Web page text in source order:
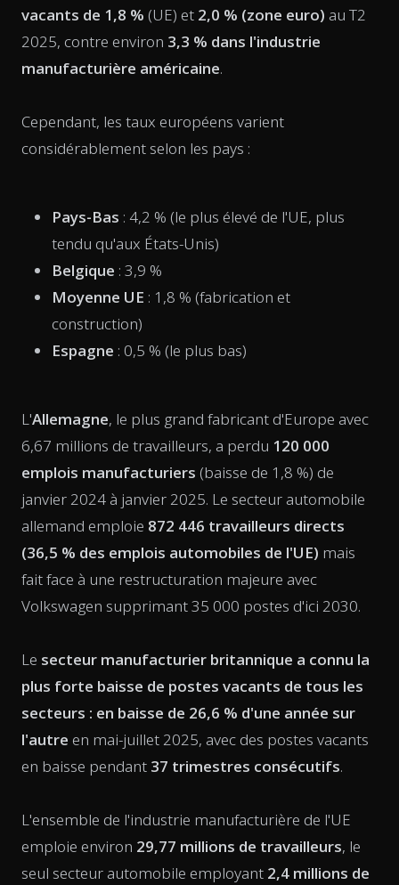
vacants de 1,8 % (UE) et 2,0 % (zone euro) au T2
2025, contre environ 3,3 % dans l'industrie
manufacturière américaine.
Cependant, les taux européens varient
considérablement selon les pays :
Pays-Bas : 4,2 % (le plus élevé de l'UE, plus
tendu qu'aux États-Unis)
Belgique : 3,9 %
Moyenne UE : 1,8 % (fabrication et
construction)
Espagne : 0,5 % (le plus bas)
L'Allemagne, le plus grand fabricant d'Europe avec
6,67 millions de travailleurs, a perdu 120 000
emplois manufacturiers (baisse de 1,8 %) de
janvier 2024 à janvier 2025. Le secteur automobile
allemand emploie 872 446 travailleurs directs
(36,5 % des emplois automobiles de l'UE) mais
fait face à une restructuration majeure avec
Volkswagen supprimant 35 000 postes d'ici 2030.
Le secteur manufacturier britannique a connu la
plus forte baisse de postes vacants de tous les
secteurs : en baisse de 26,6 % d'une année sur
l'autre en mai-juillet 2025, avec des postes vacants
en baisse pendant 37 trimestres consécutifs.
L'ensemble de l'industrie manufacturière de l'UE
emploie environ 29,77 millions de travailleurs, le
seul secteur automobile employant 2,4 millions de